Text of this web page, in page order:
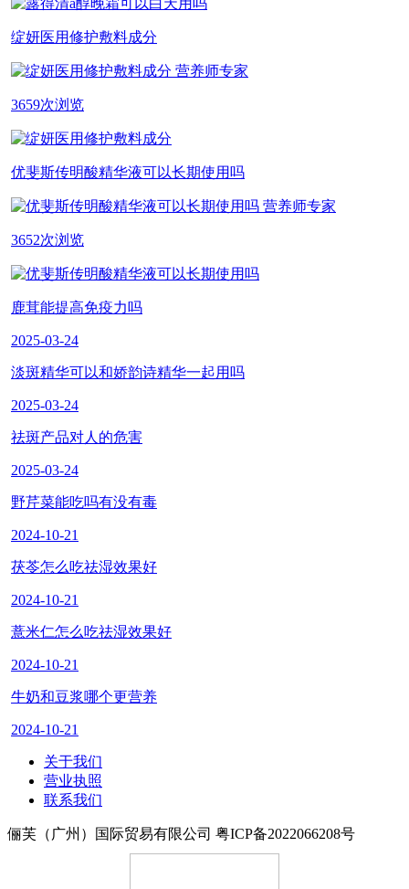
绽妍医用修护敷料成分
营养师专家
3659次浏览
优斐斯传明酸精华液可以长期使用吗
营养师专家
3652次浏览
鹿茸能提高免疫力吗
2025-03-24
淡斑精华可以和娇韵诗精华一起用吗
2025-03-24
祛斑产品对人的危害
2025-03-24
野芹菜能吃吗有没有毒
2024-10-21
茯苓怎么吃祛湿效果好
2024-10-21
薏米仁怎么吃祛湿效果好
2024-10-21
牛奶和豆浆哪个更营养
2024-10-21
关于我们
营业执照
联系我们
俪芙（广州）国际贸易有限公司 粤ICP备2022066208号